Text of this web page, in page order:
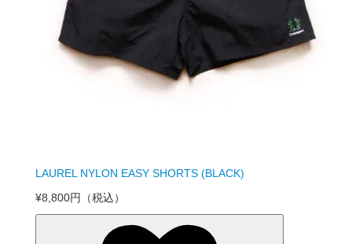
LAUREL NYLON EASY SHORTS (BLACK)
¥8,800円
（税込）